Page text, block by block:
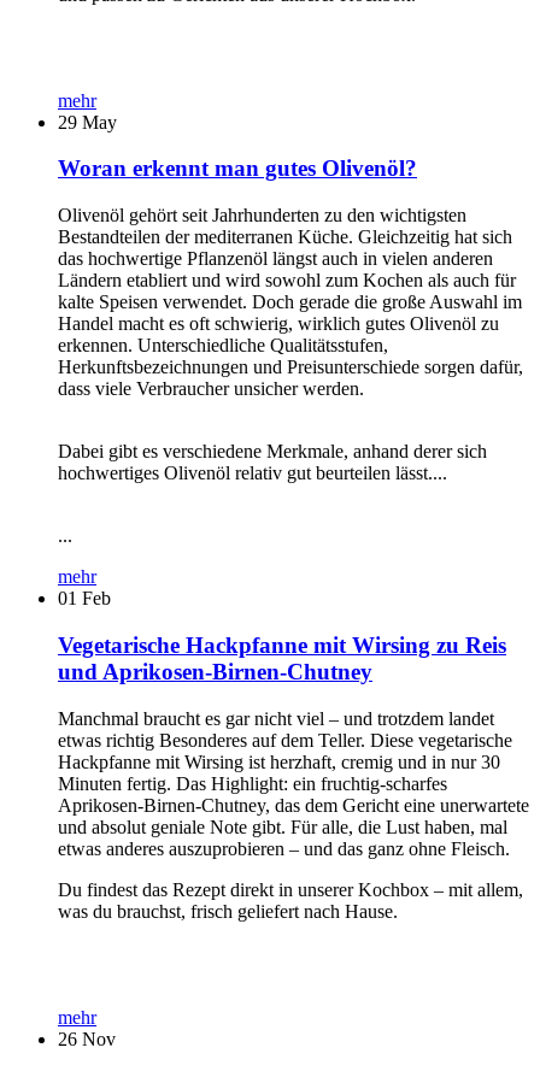
mehr
29 May
Woran erkennt man gutes Olivenöl?
Olivenöl gehört seit Jahrhunderten zu den wichtigsten
Bestandteilen der mediterranen Küche. Gleichzeitig hat sich
das hochwertige Pflanzenöl längst auch in vielen anderen
Ländern etabliert und wird sowohl zum Kochen als auch für
kalte Speisen verwendet. Doch gerade die große Auswahl im
Handel macht es oft schwierig, wirklich gutes Olivenöl zu
erkennen. Unterschiedliche Qualitätsstufen,
Herkunftsbezeichnungen und Preisunterschiede sorgen dafür,
dass viele Verbraucher unsicher werden.
Dabei gibt es verschiedene Merkmale, anhand derer sich
hochwertiges Olivenöl relativ gut beurteilen lässt....
...
mehr
01 Feb
Vegetarische Hackpfanne mit Wirsing zu Reis
und Aprikosen-Birnen-Chutney
Manchmal braucht es gar nicht viel – und trotzdem landet
etwas richtig Besonderes auf dem Teller. Diese vegetarische
Hackpfanne mit Wirsing ist herzhaft, cremig und in nur 30
Minuten fertig. Das Highlight: ein fruchtig-scharfes
Aprikosen-Birnen-Chutney, das dem Gericht eine unerwartete
und absolut geniale Note gibt. Für alle, die Lust haben, mal
etwas anderes auszuprobieren – und das ganz ohne Fleisch.
Du findest das Rezept direkt in unserer Kochbox – mit allem,
was du brauchst, frisch geliefert nach Hause.
mehr
26 Nov